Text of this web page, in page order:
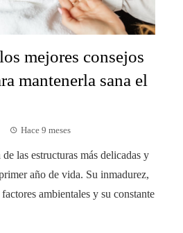
mejores consejos
mantenerla sana el
Hace 9 meses
las estructuras más delicadas y
año de vida. Su inmadurez,
ambientales y su constante